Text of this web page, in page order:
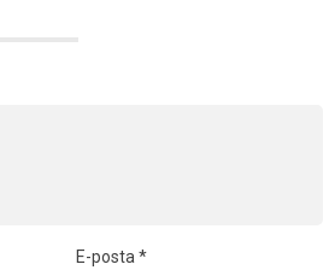
E-posta*